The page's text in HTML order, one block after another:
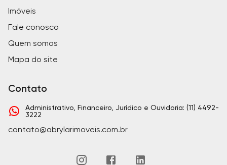
Imóveis
Fale conosco
Quem somos
Mapa do site
Contato
Administrativo, Financeiro, Jurídico e Ouvidoria: (11) 4492-
3222
contato@abrylarimoveis.com.br